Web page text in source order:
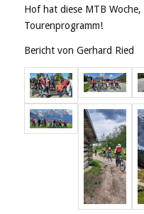
Hof hat diese MTB
Tourenprogramm!
Bericht von Gerhard Ried